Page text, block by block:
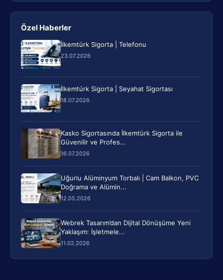
Özel Haberler
İlkemtürk Sigorta | Telefonu
23.07.2026
İlkemtürk Sigorta | Seyahat Sigortası
18.07.2026
Kasko Sigortasında İlkemtürk Sigorta ile
Güvenilir ve Profes...
16.07.2026
Uğurlu Alüminyum Torbalı | Cam Balkon, PVC
Doğrama ve Alümin...
12.05.2026
Webrek Tasarım’dan Dijital Dönüşüme Yeni
Yaklaşım: İşletmele...
11.02.2026